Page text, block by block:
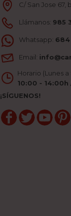
C/ San Jose 67,
Llámanos: 985
Whatsapp: 684
Email:
Horario (Lunes
10:00 -
¡SÍGUENOS!
Facebook
Twitter